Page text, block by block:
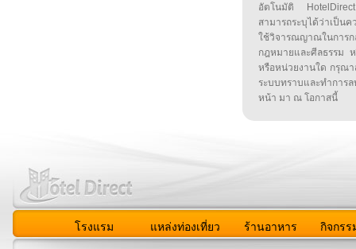
อัตโนมัติ
สามารถระบุได้ว่าเป็น
ใช้วิจารณญาณในกา
กฎหมายและศีลธรรม
หรือหน่วยงานใด กรุณา
ระบบทราบและทำกา
หน้า มา ณ โอกาสนี้
โรงแรม แหล่งท่องเที่ยว ร้านอาหาร กิจกรร